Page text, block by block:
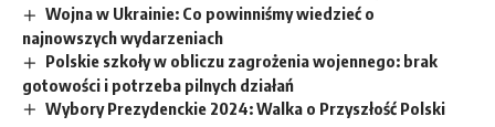
Wojna w Ukrainie: Co powinniśmy wiedzieć o
najnowszych wydarzeniach
Polskie szkoły w obliczu zagrożenia wojennego: brak
gotowości i potrzeba pilnych działań
Wybory Prezydenckie 2024: Walka o Przyszłość Polski